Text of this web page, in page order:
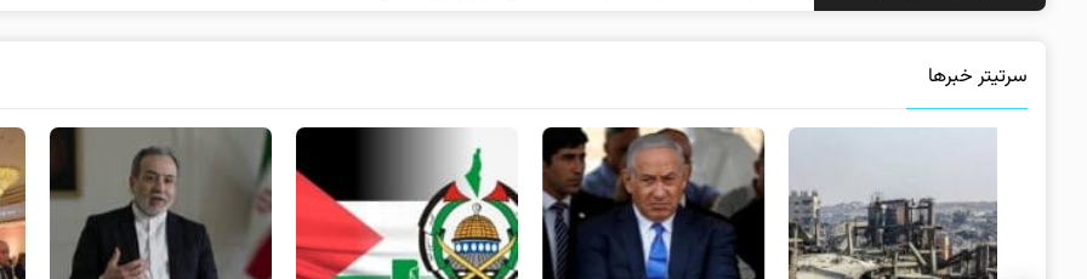
سرتیتر خبرها